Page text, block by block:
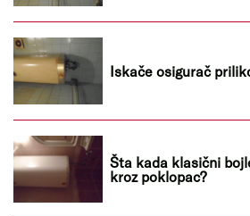
Iskače osigurač
Šta kada klasični
kroz poklopac?